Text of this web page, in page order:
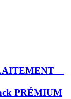
PRÉMIUM